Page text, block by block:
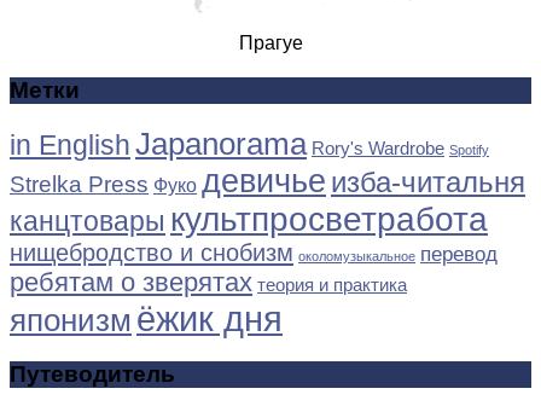
Прагуе
Метки
in EnglishJapanorama Rory's Wardrobe Spotify
Strelka Press Фуко девичье изба-читальня
канцтовары культпросветработа
нищебродство и снобизм околомузыкальное перевод
ребятам о зверятах теория и практика
японизм ёжик дня
Путеводитель